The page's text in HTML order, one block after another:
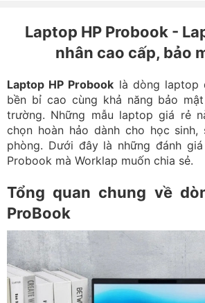
Laptop HP Probook -
nhân cao cấp, bảo
Laptop HP Probook là dòng laptop
bền bỉ cao cùng khả năng bảo
trường. Những mẫu laptop giá rẻ
chọn hoàn hảo dành cho học sinh,
phòng. Dưới đây là những đánh
Probook mà Worklap muốn chia sẻ.
Tổng quan chung về
ProBook